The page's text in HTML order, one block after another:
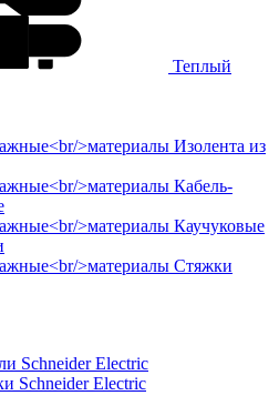
Теплый
Изолента из
Кабель-
Каучуковые
Стяжки
Schneider Electric
Schneider Electric